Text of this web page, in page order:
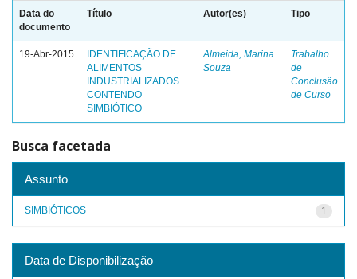
Data do
documento
Título Autor(es) Tipo
19-Abr-2015
IDENTIFICAÇÃO DE
ALIMENTOS
INDUSTRIALIZADOS
CONTENDO
SIMBIÓTICO
Almeida, Marina
Souza
Trabalho
de
Conclusão
de Curso
Busca facetada
Assunto
1
SIMBIÓTICOS
Data de Disponibilização